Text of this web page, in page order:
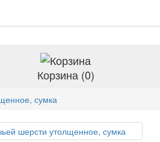
Корзина (0)
сумка